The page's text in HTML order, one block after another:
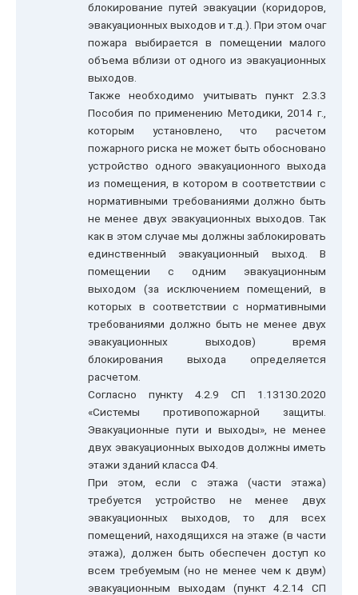
блокирование путей эвакуации (коридоров,
эвакуационных выходов и т.д.). При этом очаг
пожара выбирается в помещении малого
объема вблизи от одного из эвакуационных
выходов.
Также необходимо учитывать пункт 2.3.3
Пособия по применению Методики, 2014 г.,
которым установлено, что расчетом
пожарного риска не может быть обосновано
устройство одного эвакуационного выхода
из помещения, в котором в соответствии с
нормативными требованиями должно быть
не менее двух эвакуационных выходов. Так
как в этом случае мы должны заблокировать
единственный эвакуационный выход. В
помещении с одним эвакуационным
выходом (за исключением помещений, в
которых в соответствии с нормативными
требованиями должно быть не менее двух
эвакуационных выходов) время
блокирования выхода определяется
расчетом.
Согласно пункту 4.2.9 СП 1.13130.2020
«Системы противопожарной защиты.
Эвакуационные пути и выходы», не менее
двух эвакуационных выходов должны иметь
этажи зданий класса Ф4.
При этом, если с этажа (части этажа)
требуется устройство не менее двух
эвакуационных выходов, то для всех
помещений, находящихся на этаже (в части
этажа), должен быть обеспечен доступ ко
всем требуемым (но не менее чем к двум)
эвакуационным выходам (пункт 4.2.14 СП